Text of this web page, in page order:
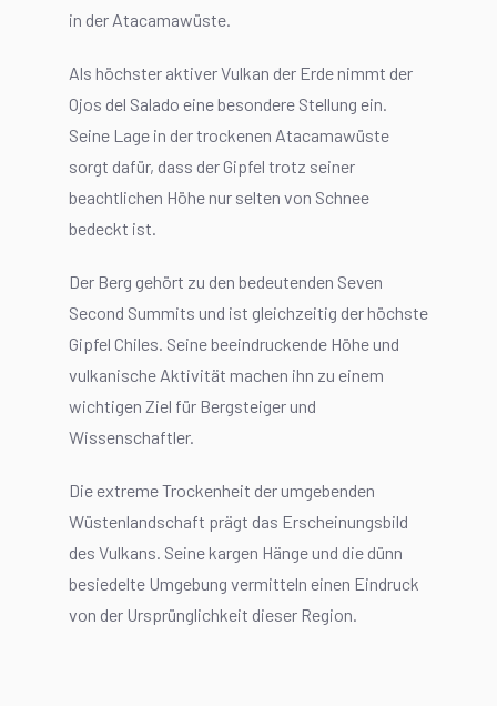
in der Atacamawüste.
Als höchster aktiver Vulkan der Erde nimmt der
Ojos del Salado eine besondere Stellung ein.
Seine Lage in der trockenen Atacamawüste
sorgt dafür, dass der Gipfel trotz seiner
beachtlichen Höhe nur selten von Schnee
bedeckt ist.
Der Berg gehört zu den bedeutenden Seven
Second Summits und ist gleichzeitig der höchste
Gipfel Chiles. Seine beeindruckende Höhe und
vulkanische Aktivität machen ihn zu einem
wichtigen Ziel für Bergsteiger und
Wissenschaftler.
Die extreme Trockenheit der umgebenden
Wüstenlandschaft prägt das Erscheinungsbild
des Vulkans. Seine kargen Hänge und die dünn
besiedelte Umgebung vermitteln einen Eindruck
von der Ursprünglichkeit dieser Region.